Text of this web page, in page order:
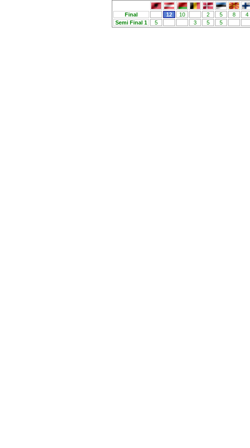
Final
12 10 2 5 8 4
Semi Final 1
5 3 5 5